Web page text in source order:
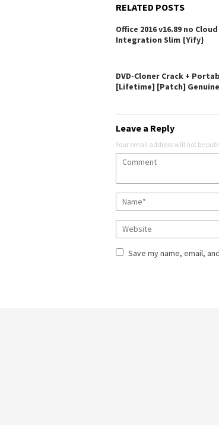
RELATED POSTS
Office 2016 v16.89 no Cloud
Integration Slim {Yify}
DVD-Cloner Crack +
[Lifetime] [Patch] Genuine
Leave a Reply
Your email address will not be
Save my name, email,